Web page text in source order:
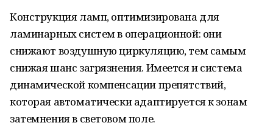
Конструкция ламп, оптимизирована для
ламинарных систем в операционной: они
снижают воздушную циркуляцию, тем самым
снижая шанс загрязнения. Имеется и система
динамической компенсации препятствий,
которая автоматически адаптируется к зонам
затемнения в световом поле.